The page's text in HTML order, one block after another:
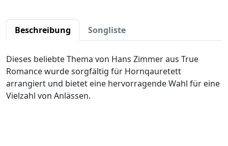
Beschreibung Songliste
Dieses beliebte Thema von Hans Zimmer aus True
Romance wurde sorgfältig für Hornqauretett
arrangiert und bietet eine hervorragende Wahl für eine
Vielzahl von Anlässen.